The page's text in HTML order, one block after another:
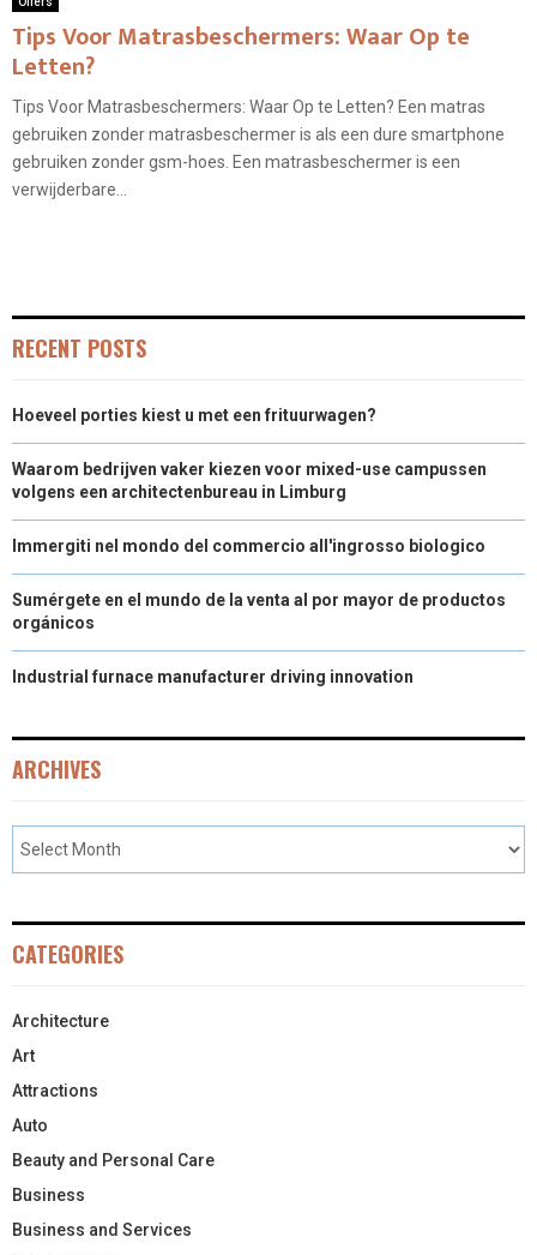
Tips Voor Matrasbeschermers: Waar Op te
Letten?
Tips Voor Matrasbeschermers: Waar Op te Letten? Een matras
gebruiken zonder matrasbeschermer is als een dure smartphone
gebruiken zonder gsm-hoes. Een matrasbeschermer is een
verwijderbare...
RECENT POSTS
Hoeveel porties kiest u met een frituurwagen?
Waarom bedrijven vaker kiezen voor mixed-use campussen
volgens een architectenbureau in Limburg
Immergiti nel mondo del commercio all'ingrosso biologico
Sumérgete en el mundo de la venta al por mayor de productos
orgánicos
Industrial furnace manufacturer driving innovation
ARCHIVES
CATEGORIES
Architecture
Art
Attractions
Auto
Beauty and Personal Care
Business
Business and Services